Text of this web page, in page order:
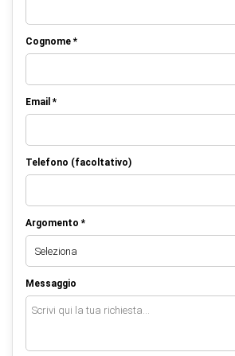
Cognome *
Email *
Telefono (facoltativo)
Argomento *
Messaggio